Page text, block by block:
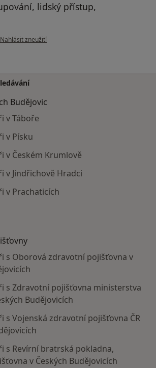
lidský přístup,
podle názoru uživatele Pacient
Nahlásit zneužití
Budějovic
v Táboře
v Písku
v Českém Krumlově
v Jindřichově Hradci
v Prachaticích
s Oborová zdravotní pojišťovna v
s Zdravotní pojišťovna ministerstva
Budějovicích
s Vojenská zdravotní pojišťovna ČR
s Revírní bratrská pokladna,
v Českých Budějovicích